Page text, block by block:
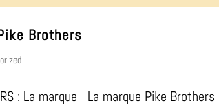
Brothers
: La marque La marque Pike